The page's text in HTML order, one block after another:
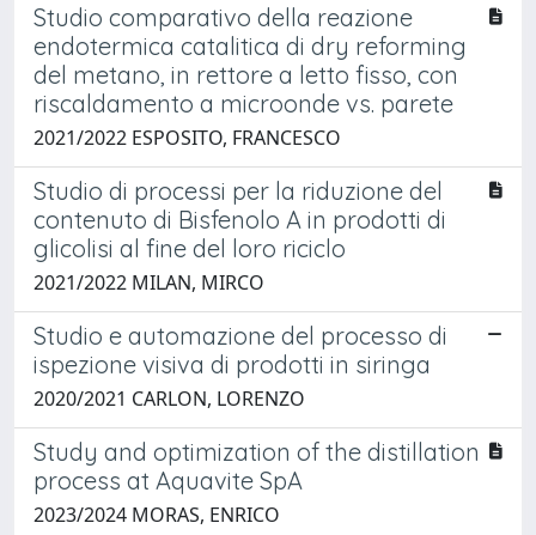
Studio comparativo della reazione
endotermica catalitica di dry reforming
del metano, in rettore a letto fisso, con
riscaldamento a microonde vs. parete
2021/2022 ESPOSITO, FRANCESCO
Studio di processi per la riduzione del
contenuto di Bisfenolo A in prodotti di
glicolisi al fine del loro riciclo
2021/2022 MILAN, MIRCO
Studio e automazione del processo di
ispezione visiva di prodotti in siringa
2020/2021 CARLON, LORENZO
Study and optimization of the distillation
process at Aquavite SpA
2023/2024 MORAS, ENRICO